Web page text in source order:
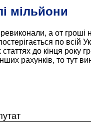
мільйони
а от гроші
по всій
до кінця року
рахунків, то тут